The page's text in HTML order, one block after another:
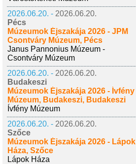
2026.06.20. - 2026.06.20.
Pécs
Múzeumok Éjszakája 2026 - JPM
Csontváry Múzeum, Pécs
Janus Pannonius Múzeum -
Csontváry Múzeum
2026.06.20. - 2026.06.20.
Budakeszi
Múzeumok Éjszakája 2026 - Ívfény
Múzeum, Budakeszi, Budakeszi
Ívfény Múzeum
2026.06.20. - 2026.06.20.
Szőce
Múzeumok Éjszakája 2026 - Lápok
Háza, Szőce
Lápok Háza